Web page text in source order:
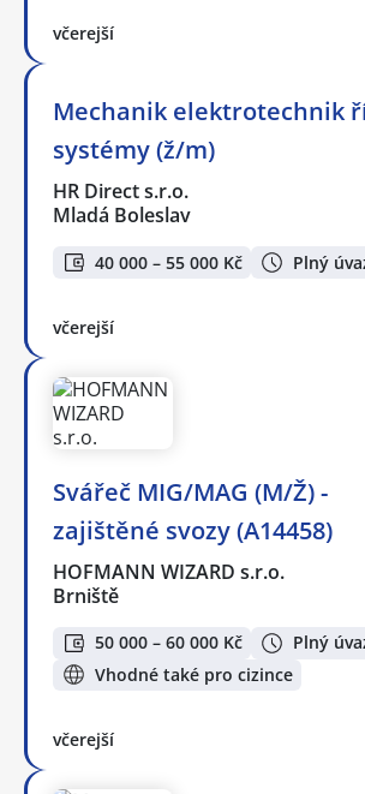
včerejší
Mechanik elektrotechnik
systémy (ž/m)
HR Direct s.r.o.
Mladá Boleslav
40 000 – 55 000 Kč Plný
včerejší
Svářeč MIG/MAG (M/Ž) -
zajištěné svozy (A14458)
HOFMANN WIZARD s.r.o.
Brniště
50 000 – 60 000 Kč
Plný
Vhodné také pro cizince
včerejší